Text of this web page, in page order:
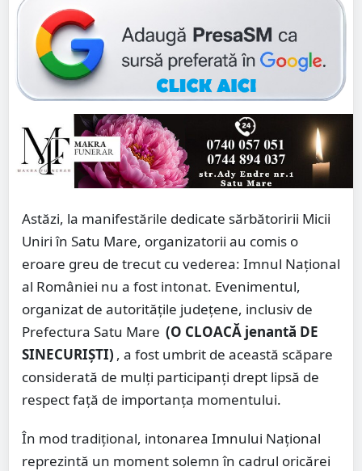
Astăzi, la manifestările dedicate sărbătoririi Micii
Uniri în Satu Mare, organizatorii au comis o
eroare greu de trecut cu vederea: Imnul Național
al României nu a fost intonat. Evenimentul,
organizat de autoritățile județene, inclusiv de
Prefectura Satu Mare (O CLOACĂ jenantă DE
SINECURIȘTI) , a fost umbrit de această scăpare
considerată de mulți participanți drept lipsă de
respect față de importanța momentului.
În mod tradițional, intonarea Imnului Național
reprezintă un moment solemn în cadrul oricărei